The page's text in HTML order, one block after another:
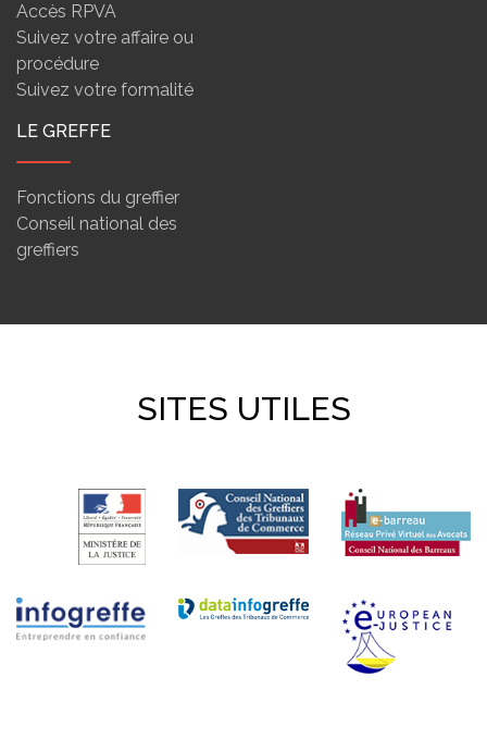
Accès RPVA
Suivez votre affaire ou
procédure
Suivez votre formalité
LE GREFFE
Fonctions du greffier
Conseil national des
greffiers
SITES UTILES